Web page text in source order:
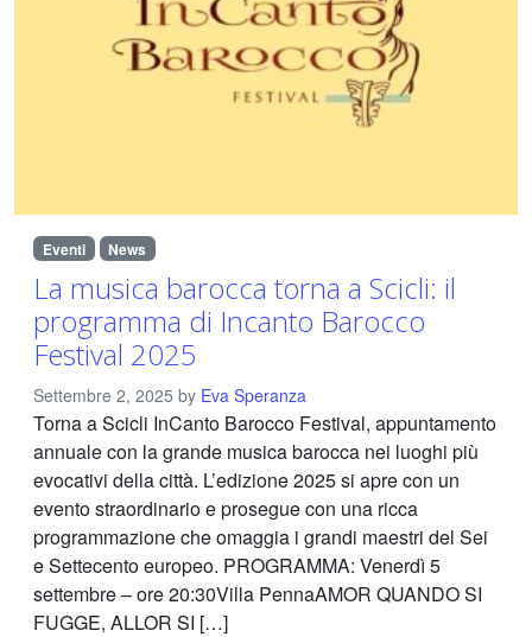
Eventi News
La musica barocca torna a Scicli: il
programma di Incanto Barocco
Festival 2025
Settembre 2, 2025 by Eva Speranza
Torna a Scicli InCanto Barocco Festival, appuntamento
annuale con la grande musica barocca nei luoghi più
evocativi della città. L’edizione 2025 si apre con un
evento straordinario e prosegue con una ricca
programmazione che omaggia i grandi maestri del Sei
e Settecento europeo. PROGRAMMA: Venerdì 5
settembre – ore 20:30Villa PennaAMOR QUANDO SI
FUGGE, ALLOR SI […]